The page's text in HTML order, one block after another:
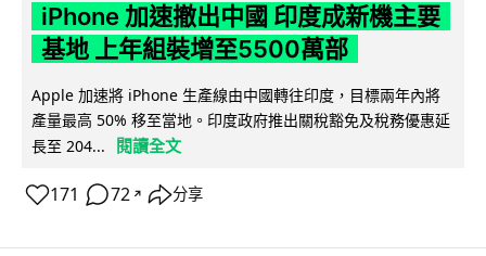
iPhone 加速撤出中國 印度成新機主要
基地 上年組裝增至5500萬部
Apple 加速將 iPhone 生產線由中國轉往印度，目標兩年內將
產量最高 50% 移至當地。印度政府推出關稅豁免及稅務優惠延
長至 204...
閱讀全文
171 72 ↗ 分享